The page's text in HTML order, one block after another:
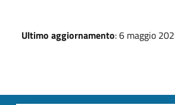
Ultimo aggiornamento: 6 maggio